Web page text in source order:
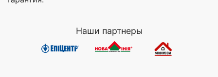
Наши партнеры